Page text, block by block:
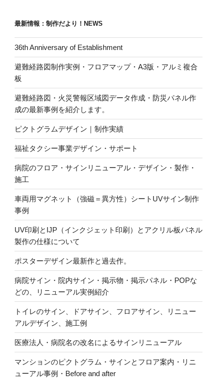
最新情報：制作だより！NEWS
36th Anniversary of Establishment
避難経路図制作実例・フロアマップ・A3版・アルミ複合
板
避難経路図・火災警報区域図データ作成・防災パネル作
成の最新事例を紹介します。
ピクトグラムデザイン｜制作実績
福祉タクシー事業デザイン・サポート
病院のフロア・サインリニューアル・デザイン・製作・
施工
車両用マグネット（強磁＝異方性）シートUVサイン制作
事例
UV印刷とIJP（インクジェット印刷）とアクリル板パネル
製作の仕様について
ポスターデザイン最新作と過去作。
病院サイン・院内サイン・掲示物・掲示パネル・POPな
どの、リニューアル実例紹介
トイレのサイン、ドアサイン、フロアサイン、リニュー
アルデザイン、施工例
医療法人・病院名の改名によるサインリニューアル
マンションのピクトグラム・サインとフロア案内・リニ
ューアル事例・Before and after